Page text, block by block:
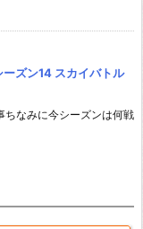
ズン14 スカイバトル
ちなみに今シーズンは何戦